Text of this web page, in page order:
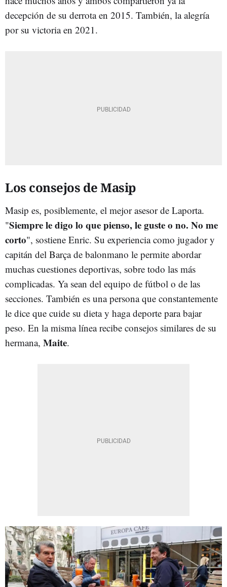
decepción de su derrota en 2015. También, la alegría
por su victoria en 2021.
Los consejos de Masip
Masip es, posiblemente, el mejor asesor de Laporta.
"Siempre le digo lo que pienso, le guste o no. No me
corto", sostiene Enric. Su experiencia como jugador y
capitán del Barça de balonmano le permite abordar
muchas cuestiones deportivas, sobre todo las más
complicadas. Ya sean del equipo de fútbol o de las
secciones. También es una persona que constantemente
le dice que cuide su dieta y haga deporte para bajar
peso. En la misma línea recibe consejos similares de su
hermana, Maite.